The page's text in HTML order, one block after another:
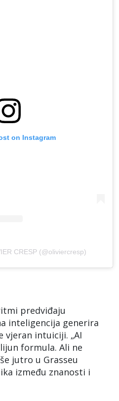
on Instagram
CRESP (@oliviercresp)
predviđaju
inteligencija generira
vjeran intuiciji. „AI
formula. Ali ne
jutro u Grasseu
između znanosti i